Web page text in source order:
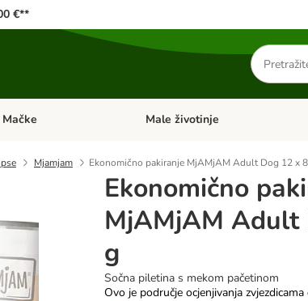
€**
Traži
proizvode
kategorija: Psi
Mačke Pregled kategorija: Mačke
Male životinje
Mjamjam Ekonomično pakiranje MjAMjAM Adult Dog 12 x
Ekonomično
MjAMjAM Adult
g
Sočna piletina s mekom pačetinom
Ovo je područje ocjenjivanja